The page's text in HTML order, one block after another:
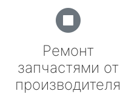
Ремонт
запчастями от
производителя